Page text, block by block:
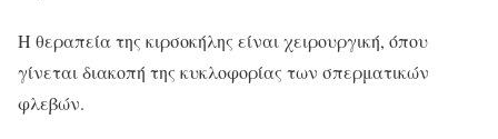
Η θεραπεία της κιρσοκήλης είναι χειρουργική, όπου
γίνεται διακοπή της κυκλοφορίας των σπερματικών
φλεβών.